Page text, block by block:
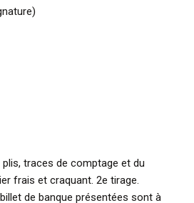
traces de comptage et du
frais et craquant. 2e tirage.
de banque présentées sont à